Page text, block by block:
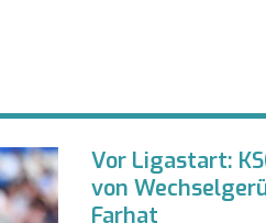
Vor Ligastart:
von
Farhat